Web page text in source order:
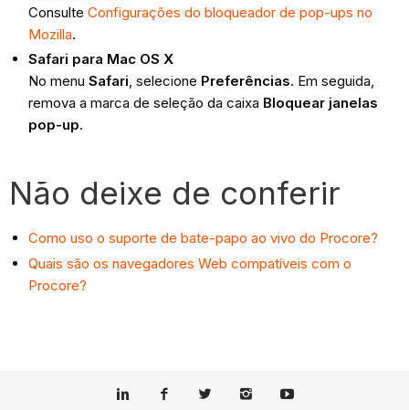
ConsulteConfigurações do bloqueador de pop-ups no
Mozilla.
Safari para Mac OS X
No menuSafari, selecione Preferências. Em seguida,
remova a marca de seleção da caixa Bloquear janelas
pop-up.
Não deixe de conferir
Como uso o suporte de bate-papo ao vivo do Procore?
Quais são os navegadores Web compatíveis com o
Procore?